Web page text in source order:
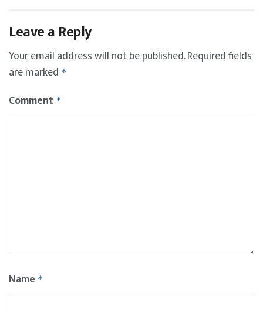
Leave a Reply
Your email address will not be published.Required fields
are marked *
Comment *
Name *